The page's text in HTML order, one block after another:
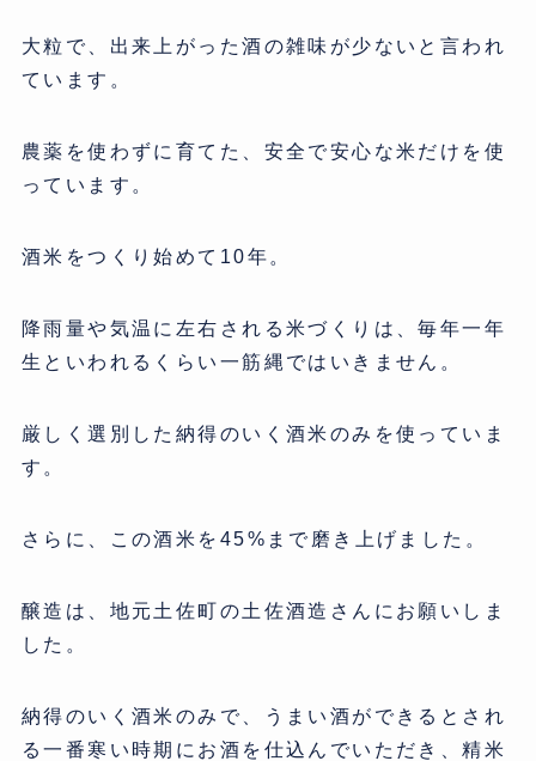
大粒で、出来上がった酒の雑味が少ないと言われ
ています。
農薬を使わずに育てた、安全で安心な米だけを使
っています。
酒米をつくり始めて10年。
降雨量や気温に左右される米づくりは、毎年一年
生といわれるくらい一筋縄ではいきません。
厳しく選別した納得のいく酒米のみを使っていま
す。
さらに、この酒米を45%まで磨き上げました。
醸造は、地元土佐町の土佐酒造さんにお願いしま
した。
納得のいく酒米のみで、うまい酒ができるとされ
る一番寒い時期にお酒を仕込んでいただき、精米